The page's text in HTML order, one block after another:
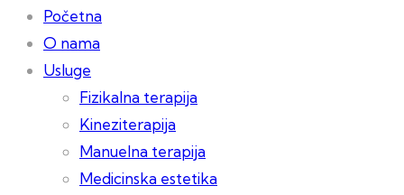
Početna
O nama
Usluge
Fizikalna terapija
Kineziterapija
Manuelna terapija
Medicinska estetika